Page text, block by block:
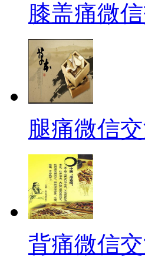
膝盖痛微
腿痛微信
背痛微信